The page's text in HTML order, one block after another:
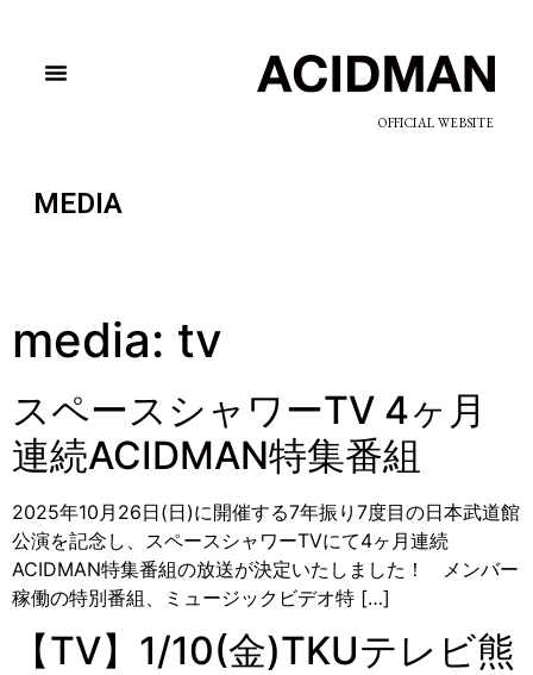
OFFICIAL WEBSITE
MEDIA
media: tv
スペースシャワーTV 4ヶ月
連続ACIDMAN特集番組
2025年10月26日(日)に開催する7年振り7度目の日本武道館
公演を記念し、スペースシャワーTVにて4ヶ月連続
ACIDMAN特集番組の放送が決定いたしました！ メンバー
稼働の特別番組、ミュージックビデオ特 […]
【TV】1/10(金)TKUテレビ熊